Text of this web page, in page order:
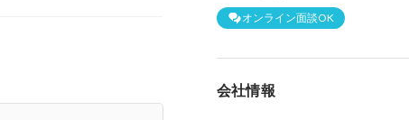
オンライン面談OK
会社情報